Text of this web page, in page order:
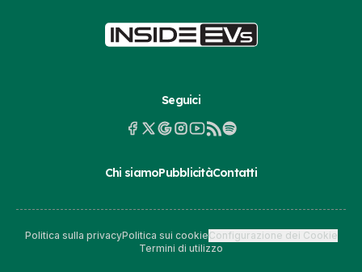
Seguici
Chi siamoPubblicitàContatti
Politica sulla privacyPolitica sui cookieConfigurazione dei Cookie
Termini di utilizzo